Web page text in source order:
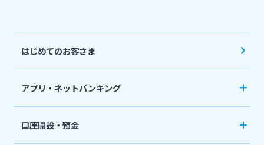
はじめてのお客さま
アプリ・ネットバンキング
個人向けネットバンキングサービス「いっちゃ
口座開設・預金